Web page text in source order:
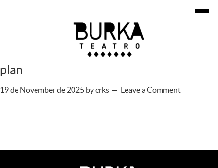
plan
19 de November de 2025 bycrks Leave a Comment